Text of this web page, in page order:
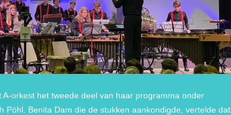
orkest het tweede deel van haar programma onder
Pöhl. Benita Dam die de stukken aankondigde, vertelde dat